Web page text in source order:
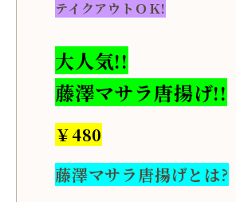
テイクアウトＯＫ!
大人気!!
藤澤マサラ唐揚げ!!
￥480
藤澤マサラ唐揚げとは?